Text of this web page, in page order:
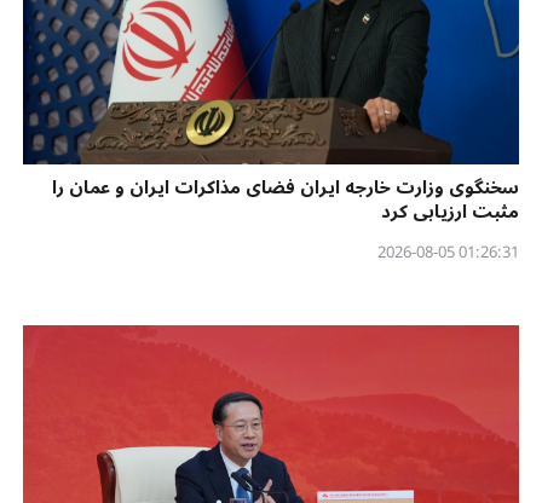
سخنگوی وزارت خارجه ایران فضای مذاکرات ایران و عمان را
مثبت ارزیابی کرد
01:26:31 2026-08-05